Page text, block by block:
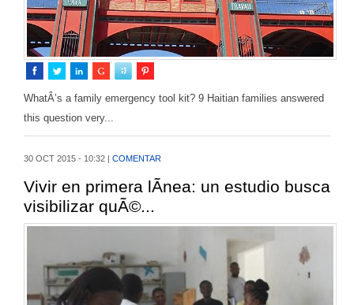
WhatÂ’s a family emergency tool kit? 9 Haitian families answered
this question very...
30 OCT 2015 - 10:32 | COMENTAR
Vivir en primera lÃ­nea: un estudio busca
visibilizar quÃ©...